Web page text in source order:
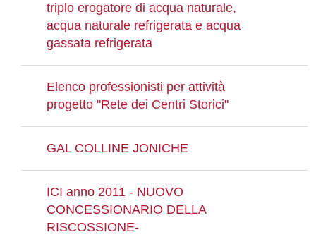
triplo erogatore di acqua naturale,
acqua naturale refrigerata e acqua
gassata refrigerata
Elenco professionisti per attività
progetto "Rete dei Centri Storici"
GAL COLLINE JONICHE
ICI anno 2011 - NUOVO
CONCESSIONARIO DELLA
RISCOSSIONE-